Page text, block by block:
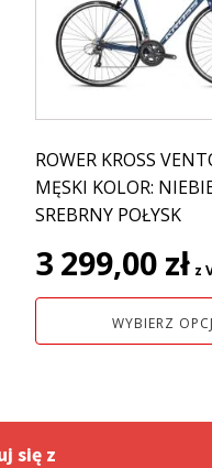
ROWER KROSS
MĘSKI KOLOR:
SREBRNY POŁYSK
3 299,00 zł z
WYBIERZ
wiele
wariantów.
Opcje
wybrać
na
stronie
produktu
się z